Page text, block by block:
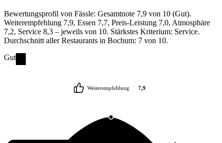
Bewertungsprofil von Fässle: Gesamtnote 7,9 von 10 (Gut).
Weiterempfehlung 7,9, Essen 7,7, Preis-Leistung 7,0, Atmosphäre
7,2, Service 8,3 – jeweils von 10. Stärkstes Kriterium: Service.
Durchschnitt aller Restaurants in Bochum: 7 von 10.
Gut
Weiterempfehlung 7,9